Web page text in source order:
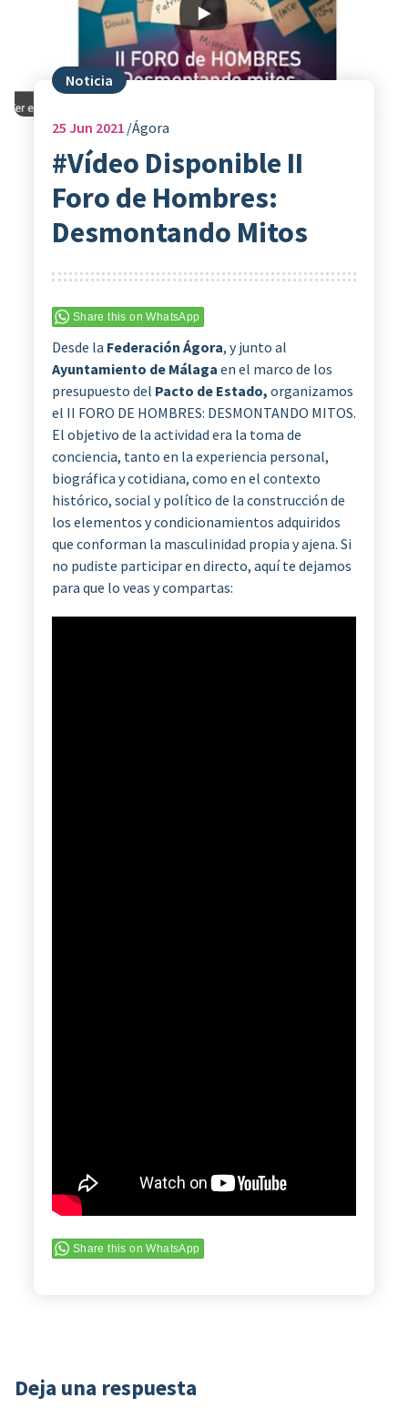
Noticia
25 Jun 2021 Ágora
#Vídeo Disponible II
Foro de Hombres:
Desmontando Mitos
Share this on WhatsApp
Desde la Federación Ágora, y junto al
Ayuntamiento de Málaga en el marco de los
presupuesto del Pacto de Estado, organizamos
el II FORO DE HOMBRES: DESMONTANDO MITOS.
El objetivo de la actividad era la toma de
conciencia, tanto en la experiencia personal,
biográfica y cotidiana, como en el contexto
histórico, social y político de la construcción de
los elementos y condicionamientos adquiridos
que conforman la masculinidad propia y ajena. Si
no pudiste participar en directo, aquí te dejamos
para que lo veas y compartas:
Share this on WhatsApp
Deja una respuesta